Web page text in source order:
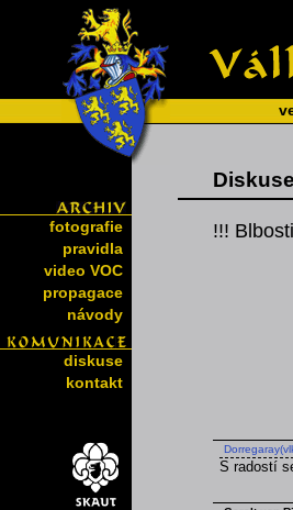
fotografie
pravidla
video VOC
propagace
návody
diskuse
kontakt
Diskuse
!!!
S radostí